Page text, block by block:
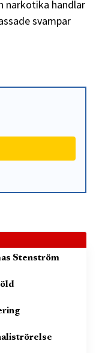
narkotika handlar
svampar
Stenström